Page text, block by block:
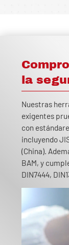
la
Nuestras
exigentes
con
incluyendo
(China).
BAM, y
DIN7444,